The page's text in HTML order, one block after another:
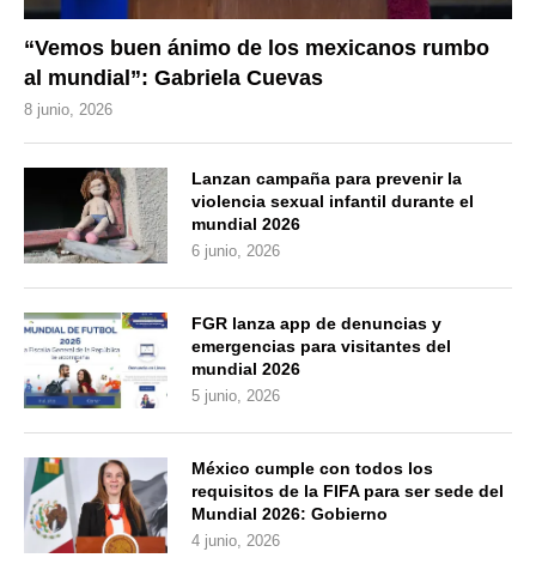
“Vemos buen ánimo de los mexicanos rumbo
al mundial”: Gabriela Cuevas
8 junio, 2026
Lanzan campaña para prevenir la
violencia sexual infantil durante el
mundial 2026
6 junio, 2026
FGR lanza app de denuncias y
emergencias para visitantes del
mundial 2026
5 junio, 2026
México cumple con todos los
requisitos de la FIFA para ser sede del
Mundial 2026: Gobierno
4 junio, 2026